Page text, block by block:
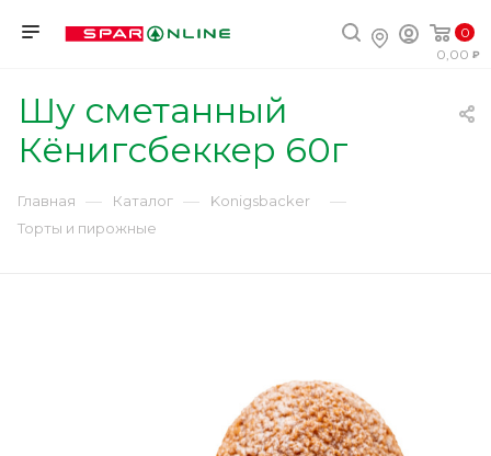
0
0,00
Шу сметанный
Кёнигсбеккер 60г
Главная — Каталог — Konigsbacker —
Торты и пирожные